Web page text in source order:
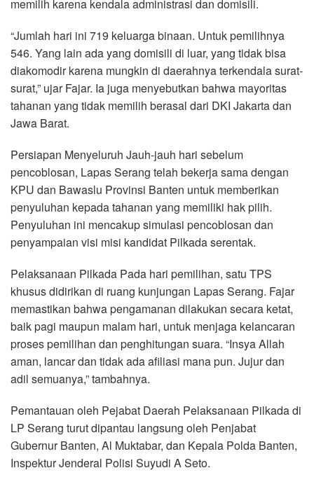
memilih karena kendala administrasi dan domisili.
“Jumlah hari ini 719 keluarga binaan. Untuk pemilihnya
546. Yang lain ada yang domisili di luar, yang tidak bisa
diakomodir karena mungkin di daerahnya terkendala surat-
surat,” ujar Fajar. Ia juga menyebutkan bahwa mayoritas
tahanan yang tidak memilih berasal dari DKI Jakarta dan
Jawa Barat.
Persiapan Menyeluruh Jauh-jauh hari sebelum
pencoblosan, Lapas Serang telah bekerja sama dengan
KPU dan Bawaslu Provinsi Banten untuk memberikan
penyuluhan kepada tahanan yang memiliki hak pilih.
Penyuluhan ini mencakup simulasi pencoblosan dan
penyampaian visi misi kandidat Pilkada serentak.
Pelaksanaan Pilkada Pada hari pemilihan, satu TPS
khusus didirikan di ruang kunjungan Lapas Serang. Fajar
memastikan bahwa pengamanan dilakukan secara ketat,
baik pagi maupun malam hari, untuk menjaga kelancaran
proses pemilihan dan penghitungan suara. “Insya Allah
aman, lancar dan tidak ada afiliasi mana pun. Jujur dan
adil semuanya,” tambahnya.
Pemantauan oleh Pejabat Daerah Pelaksanaan Pilkada di
LP Serang turut dipantau langsung oleh Penjabat
Gubernur Banten, Al Muktabar, dan Kepala Polda Banten,
Inspektur Jenderal Polisi Suyudi A Seto.